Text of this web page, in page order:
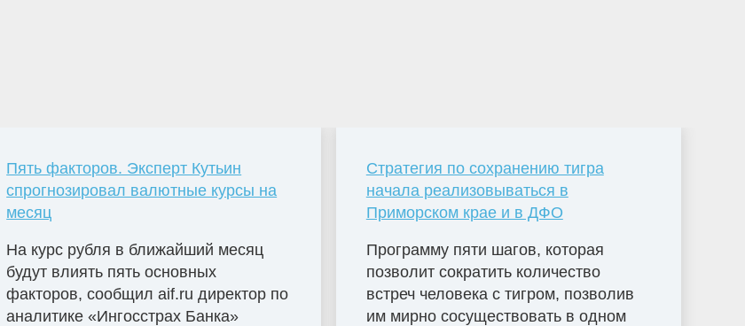
Пять факторов. Эксперт Кутьин
спрогнозировал валютные курсы на
месяц
На курс рубля в ближайший месяц
будут влиять пять основных
факторов, сообщил aif.ru директор по
аналитике «Ингосстрах Банка»
Стратегия по сохранению тигра
начала реализовываться в
Приморском крае и в ДФО
Программу пяти шагов, которая
позволит сократить количество
встреч человека с тигром, позволив
им мирно сосуществовать в одном